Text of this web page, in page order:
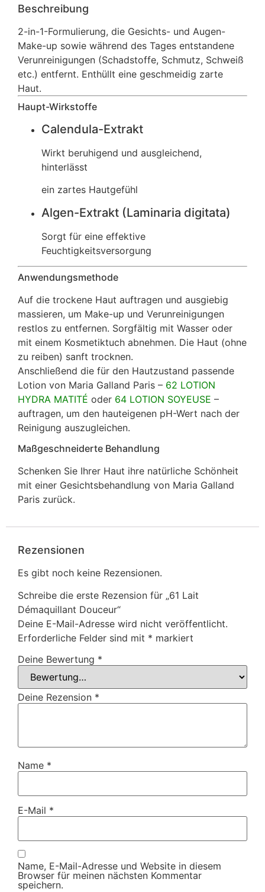
Beschreibung
2-in-1-Formulierung, die Gesichts- und Augen-
Make-up sowie während des Tages entstandene
Verunreinigungen (Schadstoffe, Schmutz, Schweiß
etc.) entfernt. Enthüllt eine geschmeidig zarte
Haut.
Haupt-Wirkstoffe
Calendula-Extrakt
Wirkt beruhigend und ausgleichend,
hinterlässt
ein zartes Hautgefühl
Algen-Extrakt (Laminaria digitata)
Sorgt für eine effektive
Feuchtigkeitsversorgung
Anwendungsmethode
Auf die trockene Haut auftragen und ausgiebig
massieren, um Make-up und Verunreinigungen
restlos zu entfernen. Sorgfältig mit Wasser oder
mit einem Kosmetiktuch abnehmen. Die Haut (ohne
zu reiben) sanft trocknen.
Anschließend die für den Hautzustand passende
Lotion von Maria Galland Paris – 62 LOTION
HYDRA MATITÉ oder 64 LOTION SOYEUSE –
auftragen, um den hauteigenen pH-Wert nach der
Reinigung auszugleichen.
Maßgeschneiderte Behandlung
Schenken Sie Ihrer Haut ihre natürliche Schönheit
mit einer Gesichtsbehandlung von Maria Galland
Paris zurück.
Rezensionen
Es gibt noch keine Rezensionen.
Schreibe die erste Rezension für „61 Lait
Démaquillant Douceur“
Deine E-Mail-Adresse wird nicht veröffentlicht.
Erforderliche Felder sind mit * markiert
Deine Bewertung *
Deine Rezension *
Name *
E-Mail *
Name, E-Mail-Adresse und Website in diesem
Browser für meinen nächsten Kommentar
speichern.